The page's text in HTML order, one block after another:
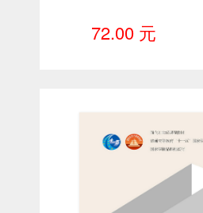
72.00 元